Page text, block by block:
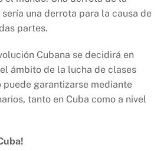
una derrota para la causa de
partes.
Cubana se decidirá en
ámbito de la lucha de clases
garantizarse mediante
tanto en Cuba como a nivel